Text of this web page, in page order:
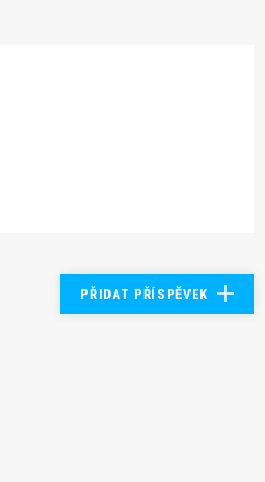
PŘIDAT PŘÍSPĚVEK